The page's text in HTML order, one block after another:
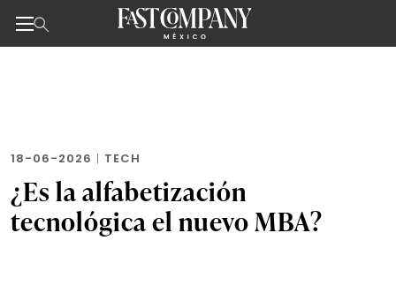
18-06-2026 | TECH
¿Es la alfabetización
tecnológica el nuevo MBA?